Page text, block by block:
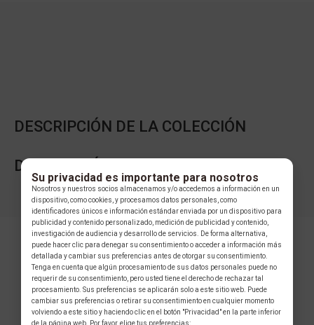
DESCRIPCIÓN DE LA COLECCIÓN
DESCRIPCIÓN DE LA MARCA
COLECCIÓN
Su privacidad es importante para nosotros
Nosotros y nuestros socios almacenamos y/o accedemos a información en un
dispositivo, como cookies, y procesamos datos personales, como
identificadores únicos e información estándar enviada por un dispositivo para
publicidad y contenido personalizado, medición de publicidad y contenido,
investigación de audiencia y desarrollo de servicios. De forma alternativa,
puede hacer clic para denegar su consentimiento o acceder a información más
detallada y cambiar sus preferencias antes de otorgar su consentimiento.
Tenga en cuenta que algún procesamiento de sus datos personales puede no
requerir de su consentimiento, pero usted tiene el derecho de rechazar tal
procesamiento. Sus preferencias se aplicarán solo a este sitio web. Puede
cambiar sus preferencias o retirar su consentimiento en cualquier momento
volviendo a este sitio y haciendo clic en el botón "Privacidad" en la parte inferior
de la página web. Por favor, elige tus preferencias: